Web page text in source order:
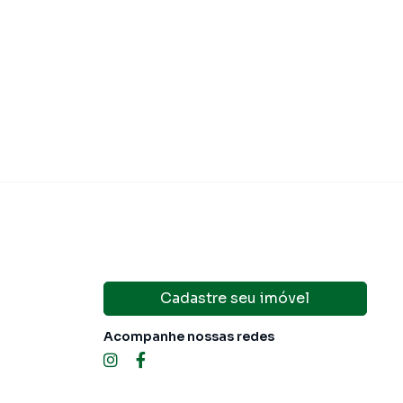
Cadastre seu imóvel
Acompanhe nossas redes